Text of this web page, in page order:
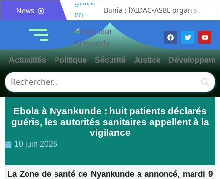
News
Bunia : l’AIDAC-ASBL organise une prière d’action de grâce en l’honneur des finalistes musulmans admis à l’Examen d’État édition 2026
Bunia : des jeunes sensibilisés à la masculinité positive pour lutter contre les violences basées sur le genre
Ituri / Riposte contre Ebola : World Vision forme 50 leaders religieux à Bunia pour transformer la foi en actions contre Ebola
Nord-Kivu : la MONUSCO évacue deux rescapés d’un crash aérien et rapatrie le corps d’une victime à Beni
Mahagi : ASADS Asbl et IEDA Relief sensibilisent la population de Djupabook-Yima contre les violences basées sur le genre
Mahagi:Me Mokili Mungunuti David salue le déploiement de Mont Gabaon et appelle à une identification concertée des axes à asphalter
Actualités Politique Sécurité Justice
Ebola à Nyankunde : huit patients déclarés
guéris, les autorités sanitaires appellent à la
vigilance
10 juin 2026
La Zone de santé de Nyankunde a annoncé, mardi 9